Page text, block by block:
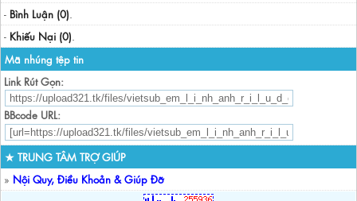
- Bình Luận (0).
- Khiếu Nại (0).
Mã nhúng tệp tin
Link Rút Gọn:
BBcode URL:
★ TRUNG TÂM TRỢ GIÚP
» Nội Quy, Điều Khoản & Giúp Đỡ